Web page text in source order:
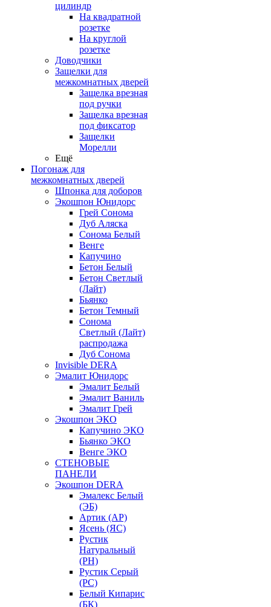
цилиндр
На квадратной
розетке
На круглой
розетке
Доводчики
Защелки для
межкомнатных дверей
Защелка врезная
под ручки
Защелка врезная
под фиксатор
Защелки
Морелли
Ещё
Погонаж для
межкомнатных дверей
Шпонка для доборов
Экошпон Юнидорс
Грей Сонома
Дуб Аляска
Сонома Белый
Венге
Капучино
Бетон Белый
Бетон Светлый
(Лайт)
Бьянко
Бетон Темный
Сонома
Светлый (Лайт)
распродажа
Дуб Сонома
Invisible DERA
Эмалит Юнидорс
Эмалит Белый
Эмалит Ваниль
Эмалит Грей
Экошпон ЭКО
Капучино ЭКО
Бьянко ЭКО
Венге ЭКО
СТЕНОВЫЕ
ПАНЕЛИ
Экошпон DERA
Эмалекс Белый
(ЭБ)
Артик (АР)
Ясень (ЯС)
Рустик
Натуральный
(РН)
Рустик Серый
(РС)
Белый Кипарис
(БК)